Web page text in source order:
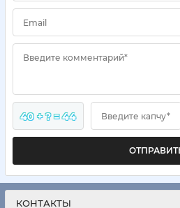
Email
Введите комментарий*
40 + ? = 44 Введите капчу*
КОНТАКТЫ